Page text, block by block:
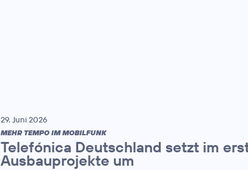
29. Juni 2026
MEHR TEMPO IM MOBILFUNK
Telefónica Deutschland setzt im
Ausbauprojekte um